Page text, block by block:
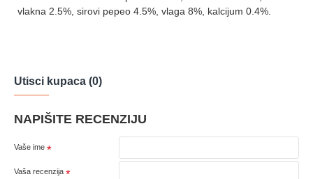
vlakna 2.5%, sirovi pepeo 4.5%, vlaga 8%, kalcijum 0.4%.
Utisci kupaca (0)
NAPIŠITE RECENZIJU
Vaše ime
Vaša recenzija